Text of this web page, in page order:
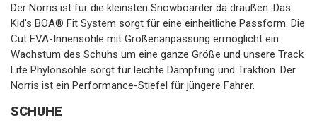
Der Norris ist für die kleinsten Snowboarder da draußen. Das
Kid's BOA® Fit System sorgt für eine einheitliche Passform. Die
Cut EVA-Innensohle mit Größenanpassung ermöglicht ein
Wachstum des Schuhs um eine ganze Größe und unsere Track
Lite Phylonsohle sorgt für leichte Dämpfung und Traktion. Der
Norris ist ein Performance-Stiefel für jüngere Fahrer.
SCHUHE